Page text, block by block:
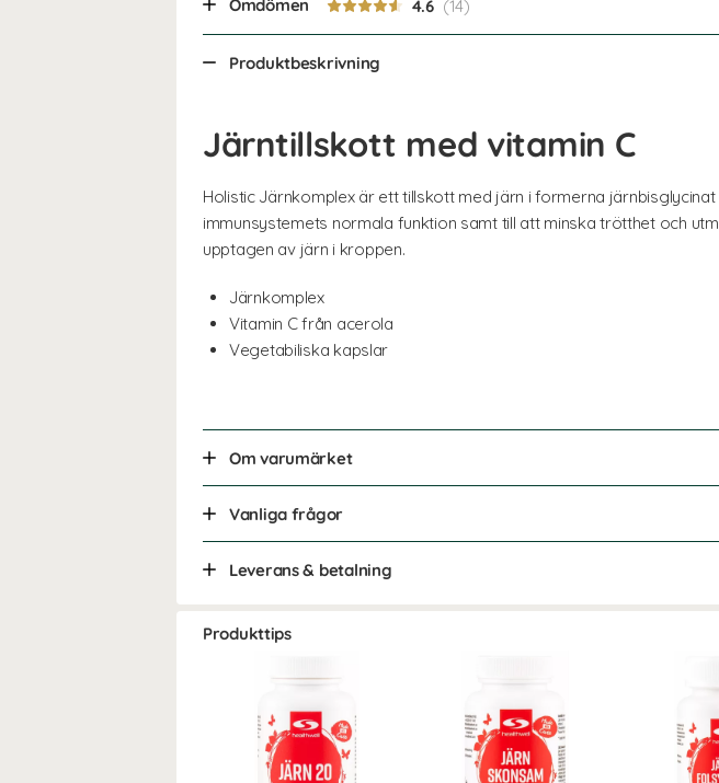
Omdömen 4.6
Produktbeskrivning
Järntillskott med vitamin C
Holistic Järnkomplex är ett tillskott med järn i formerna
immunsystemets normala funktion samt till att minska trötthet och
upptagen av järn i kroppen.
Järnkomplex
Vitamin C från acerola
Vegetabiliska kapslar
Om varumärket
Vanliga frågor
Leverans & betalning
Produkttips